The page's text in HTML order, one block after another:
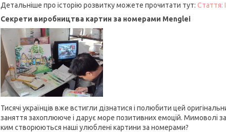
Детальніше про історію розвитку можете прочитати тут: Стаття:
Секрети виробництва картин за номерами Menglei
Тисячі українців вже встигли дізнатися і полюбити цей
заняття захоплююче і дарує море позитивних емоцій. Мимоволі
ким створюються наші улюблені картини за номерами?